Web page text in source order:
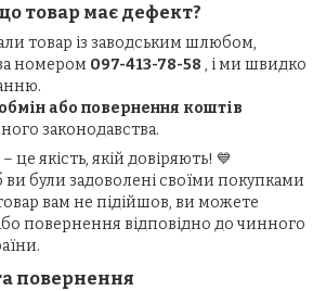
товар має дефект?
товар із заводським шлюбом,
номером 097-413-78-58 , і ми швидко
обмін або повернення коштів
законодавства.
– це якість, якій довіряють! 💙
були задоволені своїми покупками
вам не підійшов, ви можете
повернення відповідно до чинного
повернення